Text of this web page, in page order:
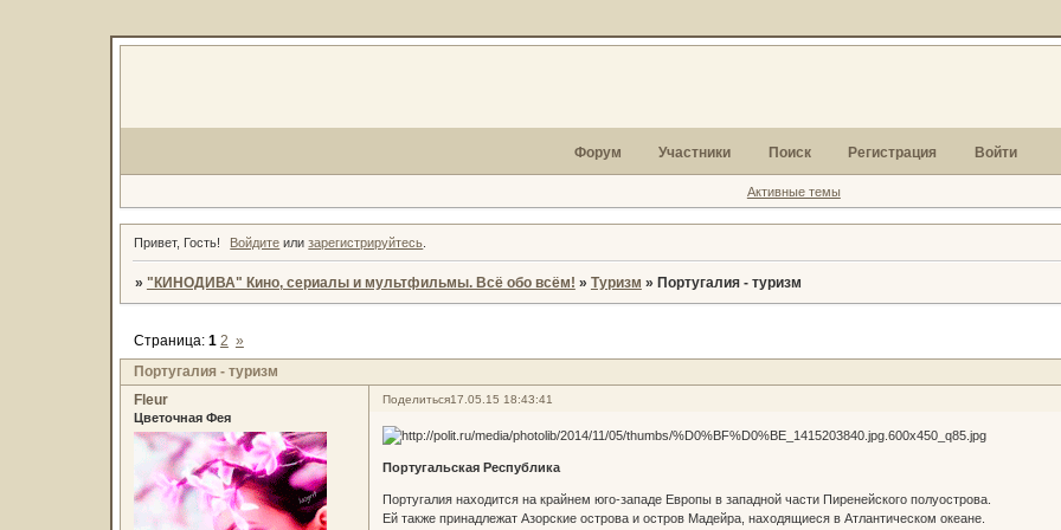
Форум Участники Поиск Регистрация Войти
Активные темы
Привет, Гость! Войдите илизарегистрируйтесь
» "КИНОДИВА" Кино, сериалы и мультфильмы. Всё обо всём! » Туризм » Португалия - туризм
Португалия - туризм
Страница: 1 2 »
Поделиться17.05.15 18:43:41
Fleur
Цветочная Фея
Португальская Республика
Португалия находится на крайнем юго-западе Европы в западной части Пиренейского полуострова.
Ей также принадлежат Азорские острова и остров Мадейра, находящиеся в Атлантическом океане.